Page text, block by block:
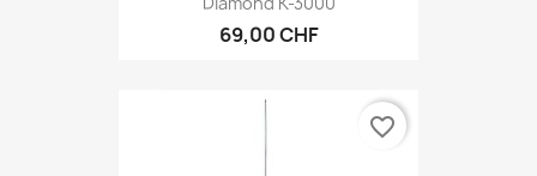
69,00 CHF
favorite_border